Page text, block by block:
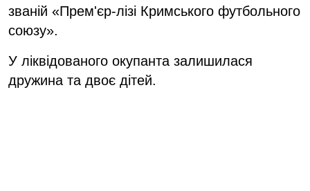
званій «Прем'єр-лізі Кримського футбольного
союзу».
У ліквідованого окупанта залишилася
дружина та двоє дітей.